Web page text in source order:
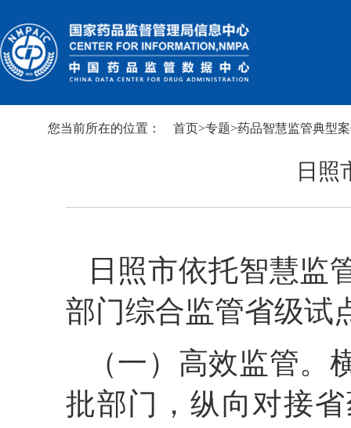
您当前所在的位置： 首页>专题>药品智慧监管典型
日照
日照市依托智慧监
部门综合监管省级试
（一）高效监管
批部门，纵向对接